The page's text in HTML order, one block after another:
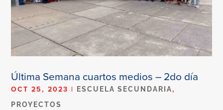
Última Semana cuartos medios – 2do día
OCT 25, 2023 | ESCUELA SECUNDARIA,
PROYECTOS